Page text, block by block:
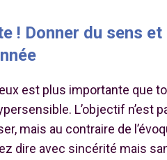
! Donner du sens
est plus importante que
L’objectif n’est
mais au contraire de
dire avec sincérité mais